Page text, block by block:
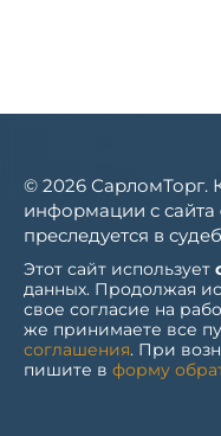
© 2026 СарломТорг.
информации с сайта
преследуется в
Этот сайт использует
данных. Продолжая
свое согласие на
же принимаете все
соглашения. При
пишите в форму